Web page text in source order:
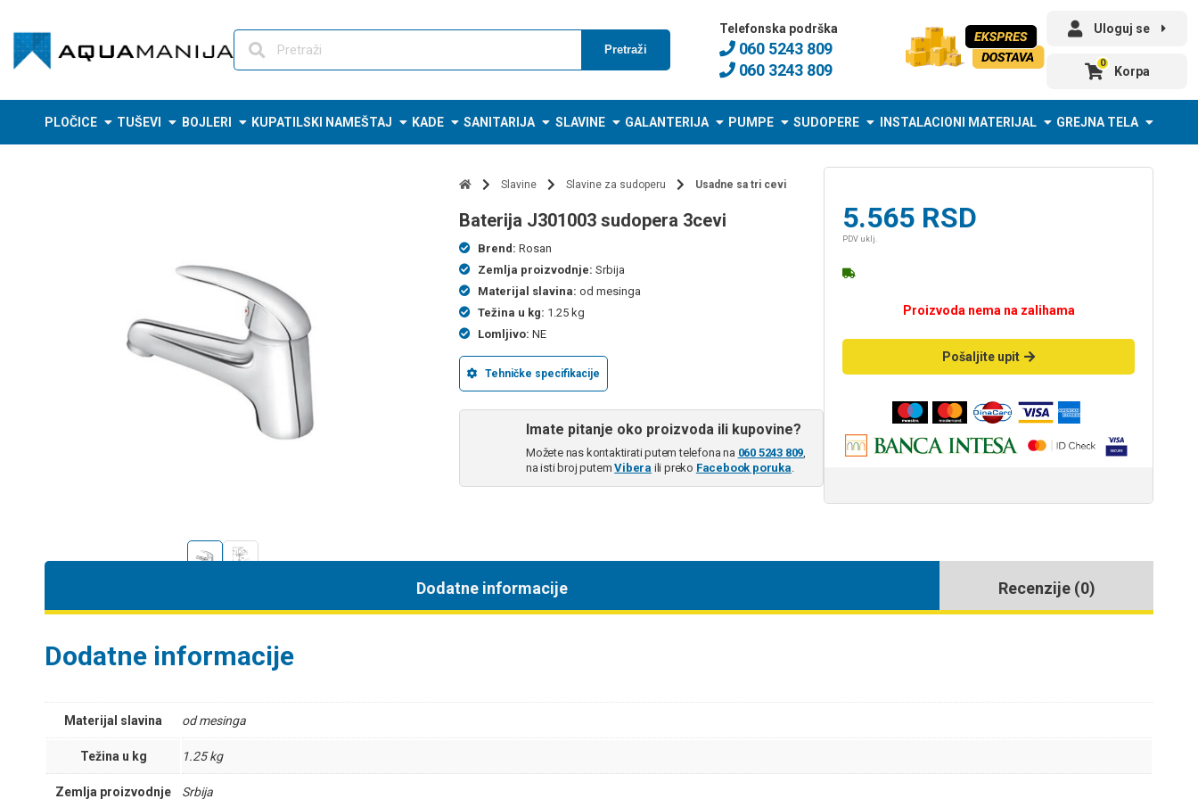
content
Pretraži
Telefonska podrška
060 5243 809
060 3243 809
Uloguj se
0
Korpa
PLOČICE TUŠEVI BOJLERI KUPATILSKI NAMEŠTAJ KADE SANITARIJA SLAVINE GALANTERIJA PUMPE SUDOPERE INSTALACIONI MATERIJAL GREJNA TELA
Slavine Slavine za sudoperu Usadne sa tri cevi
baterija J301003 sudopera 3cevi
Brend: Rosan
Zemlja proizvodnje: Srbija
Materijal slavina: od mesinga
Težina u kg: 1.25 kg
Lomljivo: NE
Tehničke specifikacije
Imate pitanje oko proizvoda ili kupovine?
Možete nas kontaktirati putem telefona na 060 5243 809,
na isti broj putemVibera ili preko Facebook poruka.
5.565 RSD
PDV uklj.
Proizvoda nema na zalihama
Pošaljite upit
Dodatne informacije Recenzije (0)
Dodatne informacije
Materijal slavina od mesinga
Težina u kg 1.25 kg
Zemlja proizvodnje Srbija